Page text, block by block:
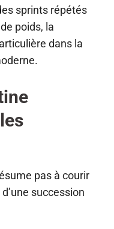
sprints répétés
poids, la
dans la
pas à courir
succession